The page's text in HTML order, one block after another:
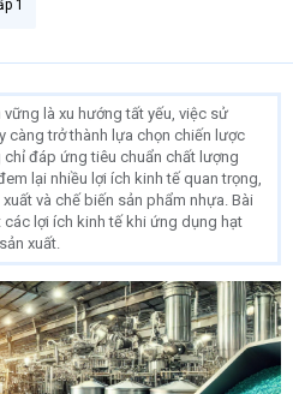
1
là xu hướng tất yếu, việc sử
càng trở thành lựa chọn chiến lược
đáp ứng tiêu chuẩn chất lượng
lại nhiều lợi ích kinh tế quan trọng,
và chế biến sản phẩm nhựa. Bài
lợi ích kinh tế khi ứng dụng hạt
xuất.